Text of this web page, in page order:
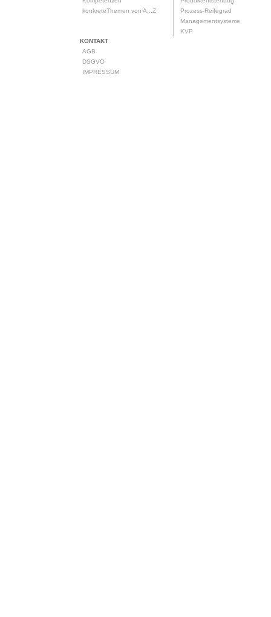
konkreteThemen von A...Z
Prozess-Reifegrad
Managementsysteme
KVP
KONTAKT
AGB
DSGVO
IMPRESSUM